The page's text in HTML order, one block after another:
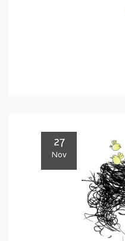
27
Nov